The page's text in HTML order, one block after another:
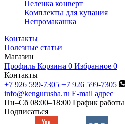
Пеленка конверт
Комплекты для купания
Непромакашка
Контакты
Полезные статьи
Магазин
Профиль Корзина 0 Избранное 0
Контакты
+7 926 599-7305 +7 926 599-7305
info@kengurusha.ru E-mail адрес
Пн–Сб 08:00–18:00 График работы
Подписаться